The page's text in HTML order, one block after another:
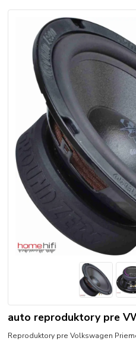
auto reproduktory pre
Reproduktory pre Volkswagen